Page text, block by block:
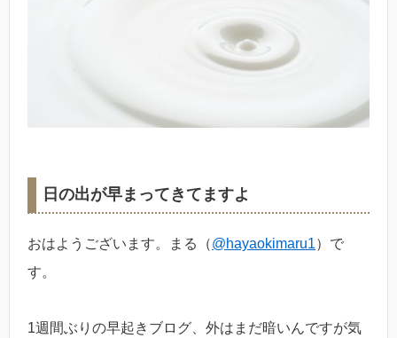
日の出が早まってきてますよ
おはようございます。まる（@hayaokimaru1）で
す。
1週間ぶりの早起きブログ、外はまだ暗いんですが気